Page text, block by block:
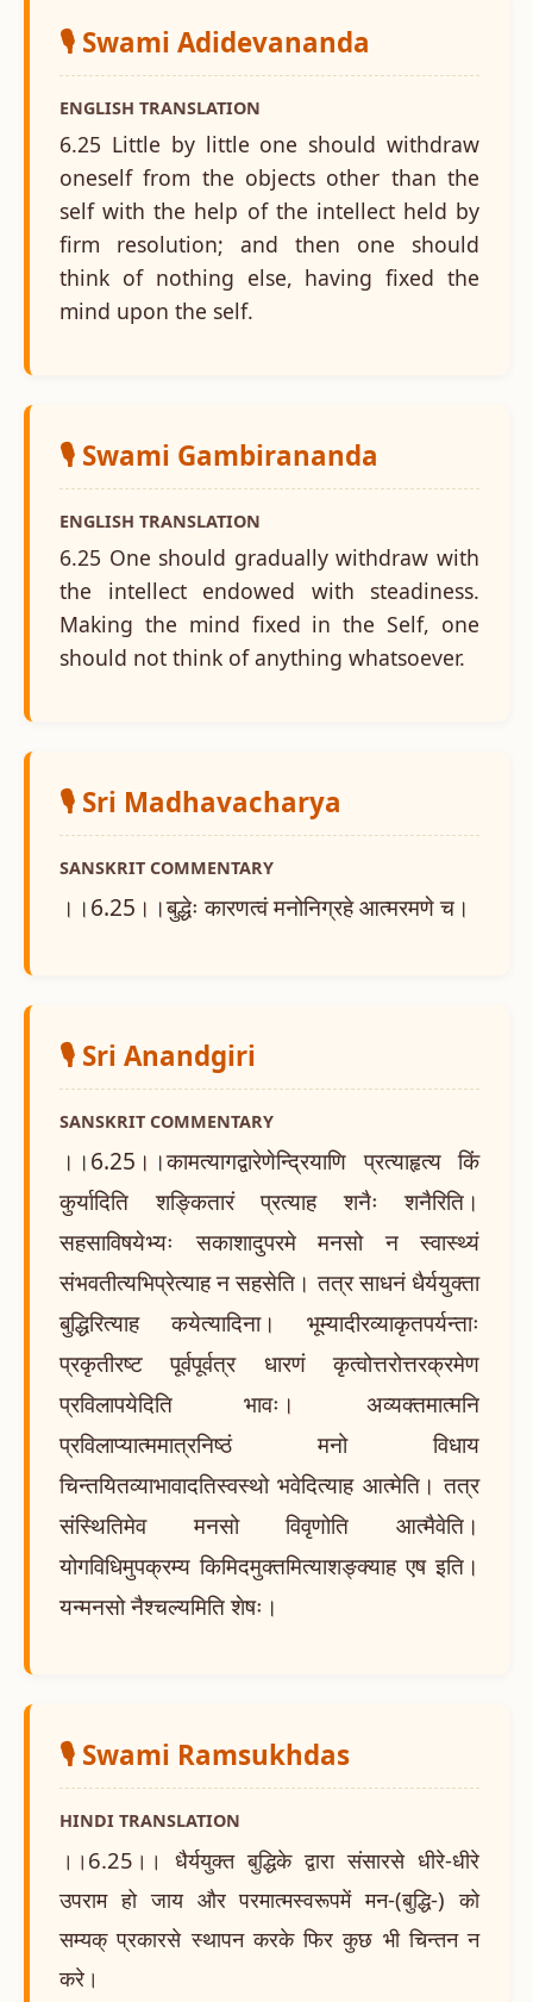
🎙️ Swami Adidevananda
ENGLISH TRANSLATION
6.25 Little by little one should withdraw
oneself from the objects other than the
self with the help of the intellect held by
firm resolution; and then one should
think of nothing else, having fixed the
mind upon the self.
🎙️ Swami Gambirananda
ENGLISH TRANSLATION
6.25 One should gradually withdraw with
the intellect endowed with steadiness.
Making the mind fixed in the Self, one
should not think of anything whatsoever.
🎙️ Sri Madhavacharya
SANSKRIT COMMENTARY
।।6.25।।बुद्धेः कारणत्वं मनोनिग्रहे आत्मरमणे च।
🎙️ Sri Anandgiri
SANSKRIT COMMENTARY
।।6.25।।कामत्यागद्वारेणेन्द्रियाणि प्रत्याहृत्य किं
कुर्यादिति शङ्कितारं प्रत्याह शनैः शनैरिति।
सहसाविषयेभ्यः सकाशादुपरमे मनसो न स्वास्थ्यं
संभवतीत्यभिप्रेत्याह न सहसेति। तत्र साधनं धैर्ययुक्ता
बुद्धिरित्याह कयेत्यादिना। भूम्यादीरव्याकृतपर्यन्ताः
प्रकृतीरष्ट पूर्वपूर्वत्र धारणं कृत्वोत्तरोत्तरक्रमेण
प्रविलापयेदिति भावः। अव्यक्तमात्मनि
प्रविलाप्यात्ममात्रनिष्ठं मनो विधाय
चिन्तयितव्याभावादतिस्वस्थो भवेदित्याह आत्मेति। तत्र
संस्थितिमेव मनसो विवृणोति आत्मैवेति।
योगविधिमुपक्रम्य किमिदमुक्तमित्याशङ्क्याह एष इति।
यन्मनसो नैश्चल्यमिति शेषः।
🎙️ Swami Ramsukhdas
HINDI TRANSLATION
।।6.25।। धैर्ययुक्त बुद्धिके द्वारा संसारसे धीरे-धीरे
उपराम हो जाय और परमात्मस्वरूपमें मन-(बुद्धि-) को
सम्यक् प्रकारसे स्थापन करके फिर कुछ भी चिन्तन न
करे।